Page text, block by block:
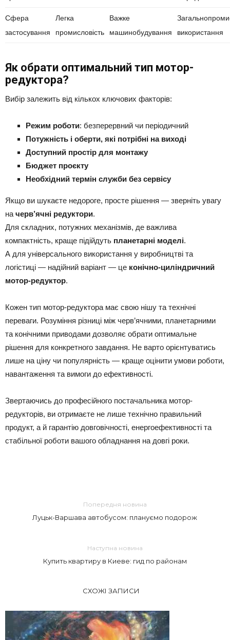
Сфера
застосування
Легка
промисловість
Важке
машинобудування
використання
Як обрати оптимальний тип мотор-
редуктора?
Вибір залежить від кількох ключових факторів:
Режим роботи: безперервний чи періодичний
Потужність і оберти, які потрібні на виході
Доступний простір для монтажу
Бюджет проєкту
Необхідний термін служби без сервісу
Якщо ви шукаєте недороге, просте рішення — зверніть увагу
на черв’ячні редуктори.
Для складних, потужних механізмів, де важлива
компактність, краще підійдуть планетарні моделі.
А для універсального використання у виробництві та
логістиці — надійний варіант — це конічно-циліндричний
мотор-редуктор.
Кожен тип мотор-редуктора має свою нішу та технічні
переваги. Розуміння різниці між черв’ячними, планетарними
та конічними приводами дозволяє обрати оптимальне
рішення для конкретного завдання. Не варто орієнтуватись
лише на ціну чи популярність — краще оцінити умови роботи,
навантаження та вимоги до ефективності.
Звертаючись до професійного постачальника мотор-
редукторів, ви отримаєте не лише технічно правильний
продукт, а й гарантію довговічності, енергоефективності та
стабільної роботи вашого обладнання на довгі роки.
Попередня новина
Луцьк-Варшава автобусом: плануємо подорож
Наступна новина
Купить квартиру в Киеве: гид по районам
СХОЖІ ЗАПИСИ